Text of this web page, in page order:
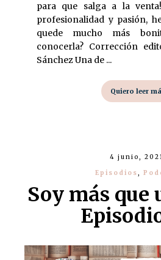
para que salga a la
profesionalidad y pasión,
quede mucho más
conocerla? Corrección
Sánchez Una de ...
Quiero leer
4 junio,
Episodios,
Soy más que